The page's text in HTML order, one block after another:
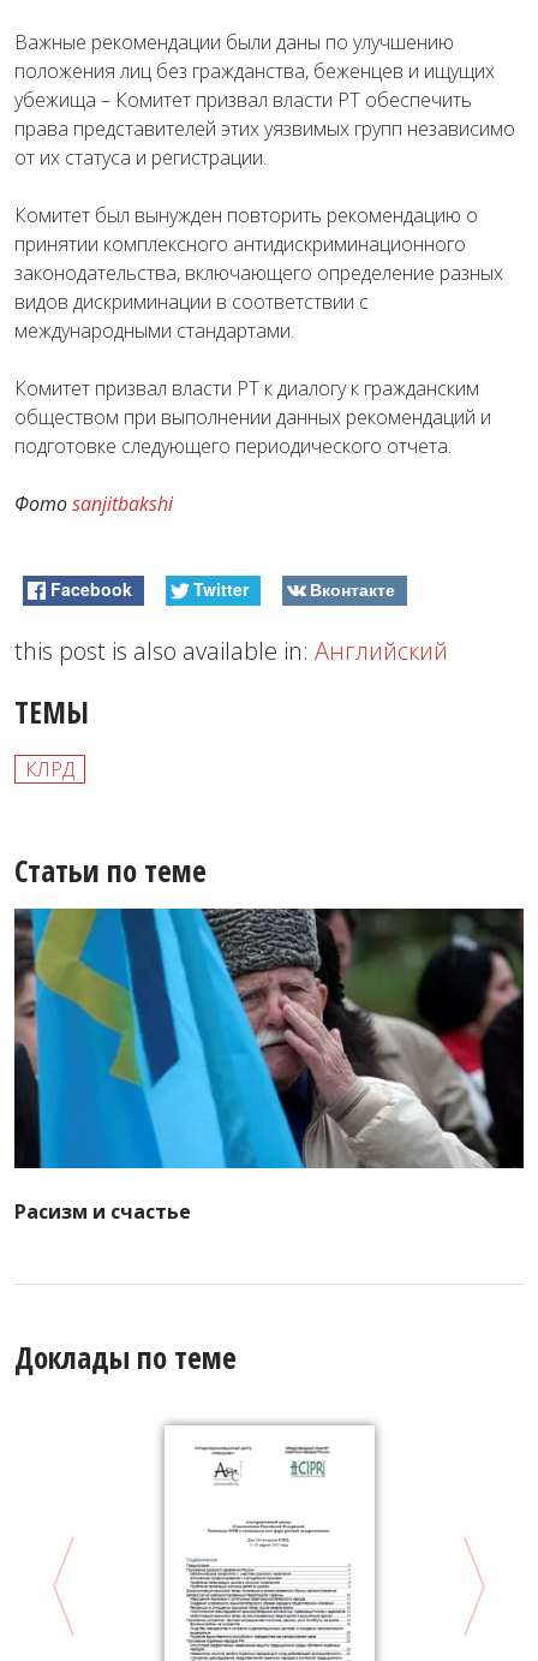
Важные рекомендации были даны по улучшению
положения лиц без гражданства, беженцев и ищущих
убежища – Комитет призвал власти РТ обеспечить
права представителей этих уязвимых групп независимо
от их статуса и регистрации.
Комитет был вынужден повторить рекомендацию о
принятии комплексного антидискриминационного
законодательства, включающего определение разных
видов дискриминации в соответствии с
международными стандартами.
Комитет призвал власти РТ к диалогу к гражданским
обществом при выполнении данных рекомендаций и
подготовке следующего периодического отчета.
Фотоsanjitbakshi
Facebook Twitter Вконтакте
this post is also available in: Английский
ТЕМЫ
КЛРД
Статьи по теме
Расизм и счастье
Доклады по теме